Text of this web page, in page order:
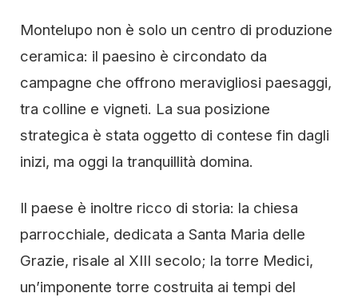
Montelupo non è solo un centro di produzione
ceramica: il paesino è circondato da
campagne che offrono meravigliosi paesaggi,
tra colline e vigneti. La sua posizione
strategica è stata oggetto di contese fin dagli
inizi, ma oggi la tranquillità domina.
Il paese è inoltre ricco di storia: la chiesa
parrocchiale, dedicata a Santa Maria delle
Grazie, risale al XIII secolo; la torre Medici,
un’imponente torre costruita ai tempi del